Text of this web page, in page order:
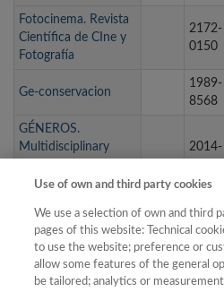
Fotocinema. Revista
Científica de CIne y
Fotografía
2172-
0150
Ge-conservacion
1989-
8568
GÉNEROS.
Multidisciplinary
Studies
2014-
Geofocus. Revista
Internacional de
Ciencia y Tecnología
de la información
Geográfica
1578-
Use of own and third party cookies
We use a selection of own and third
pages of this website: Technical
to use the website; preference or
allow some features of the general
be tailored; analytics or